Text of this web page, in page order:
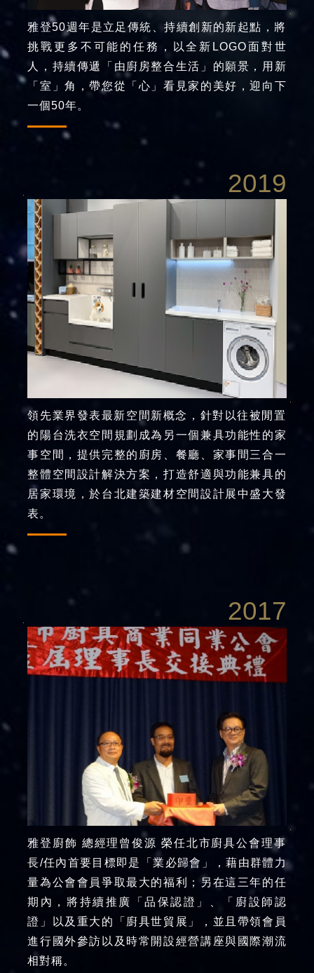
雅登50週年是立足傳統、持續創新的新起點，將
挑戰更多不可能的任務，以全新LOGO面對世
人，持續傳遞「由廚房整合生活」的願景，用新
「室」角，帶您從「心」看見家的美好，迎向下
一個50年。
2019
領先業界發表最新空間新概念，針對以往被閒置
的陽台洗衣空間規劃成為另一個兼具功能性的家
事空間，提供完整的廚房、餐廳、家事間三合一
整體空間設計解決方案，打造舒適與功能兼具的
居家環境，於台北建築建材空間設計展中盛大發
表。
2017
雅登廚飾 總經理曾俊源 榮任北市廚具公會理事
長/任內首要目標即是「業必歸會」，藉由群體力
量為公會會員爭取最大的福利；另在這三年的任
期內，將持續推廣「品保認證」、「廚設師認
證」以及重大的「廚具世貿展」，並且帶領會員
進行國外參訪以及時常開設經營講座與國際潮流
相對稱。